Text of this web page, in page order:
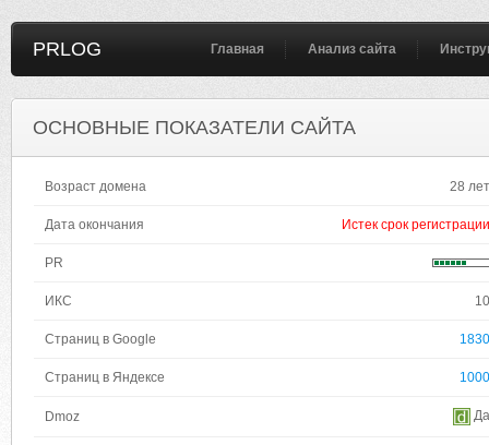
PRLOG Главная Анализ сайта
ОСНОВНЫЕ ПОКАЗАТЕЛИ САЙТА
Возраст домена 28 лет
Дата окончания Истек срок регистрации
PR
ИКС 10
Страниц в Google 1830
Страниц в Яндексе 1000
Dmoz Да